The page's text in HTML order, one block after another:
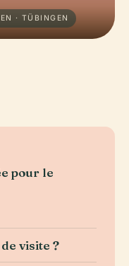
· TÜBINGEN
pour le
visite ?